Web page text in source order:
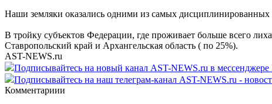
Наши земляки оказались одними из самых
В тройку субъектов Федерации, где проживает больше всего
Ставропольский край и Архангельская область ( по 25%).
AST-NEWS.ru
Подписывайтесь на новый канал AST-NEWS.ru в
Подписывайтесь на наш телеграм-канал AST-NEWS.ru -
Комментариии